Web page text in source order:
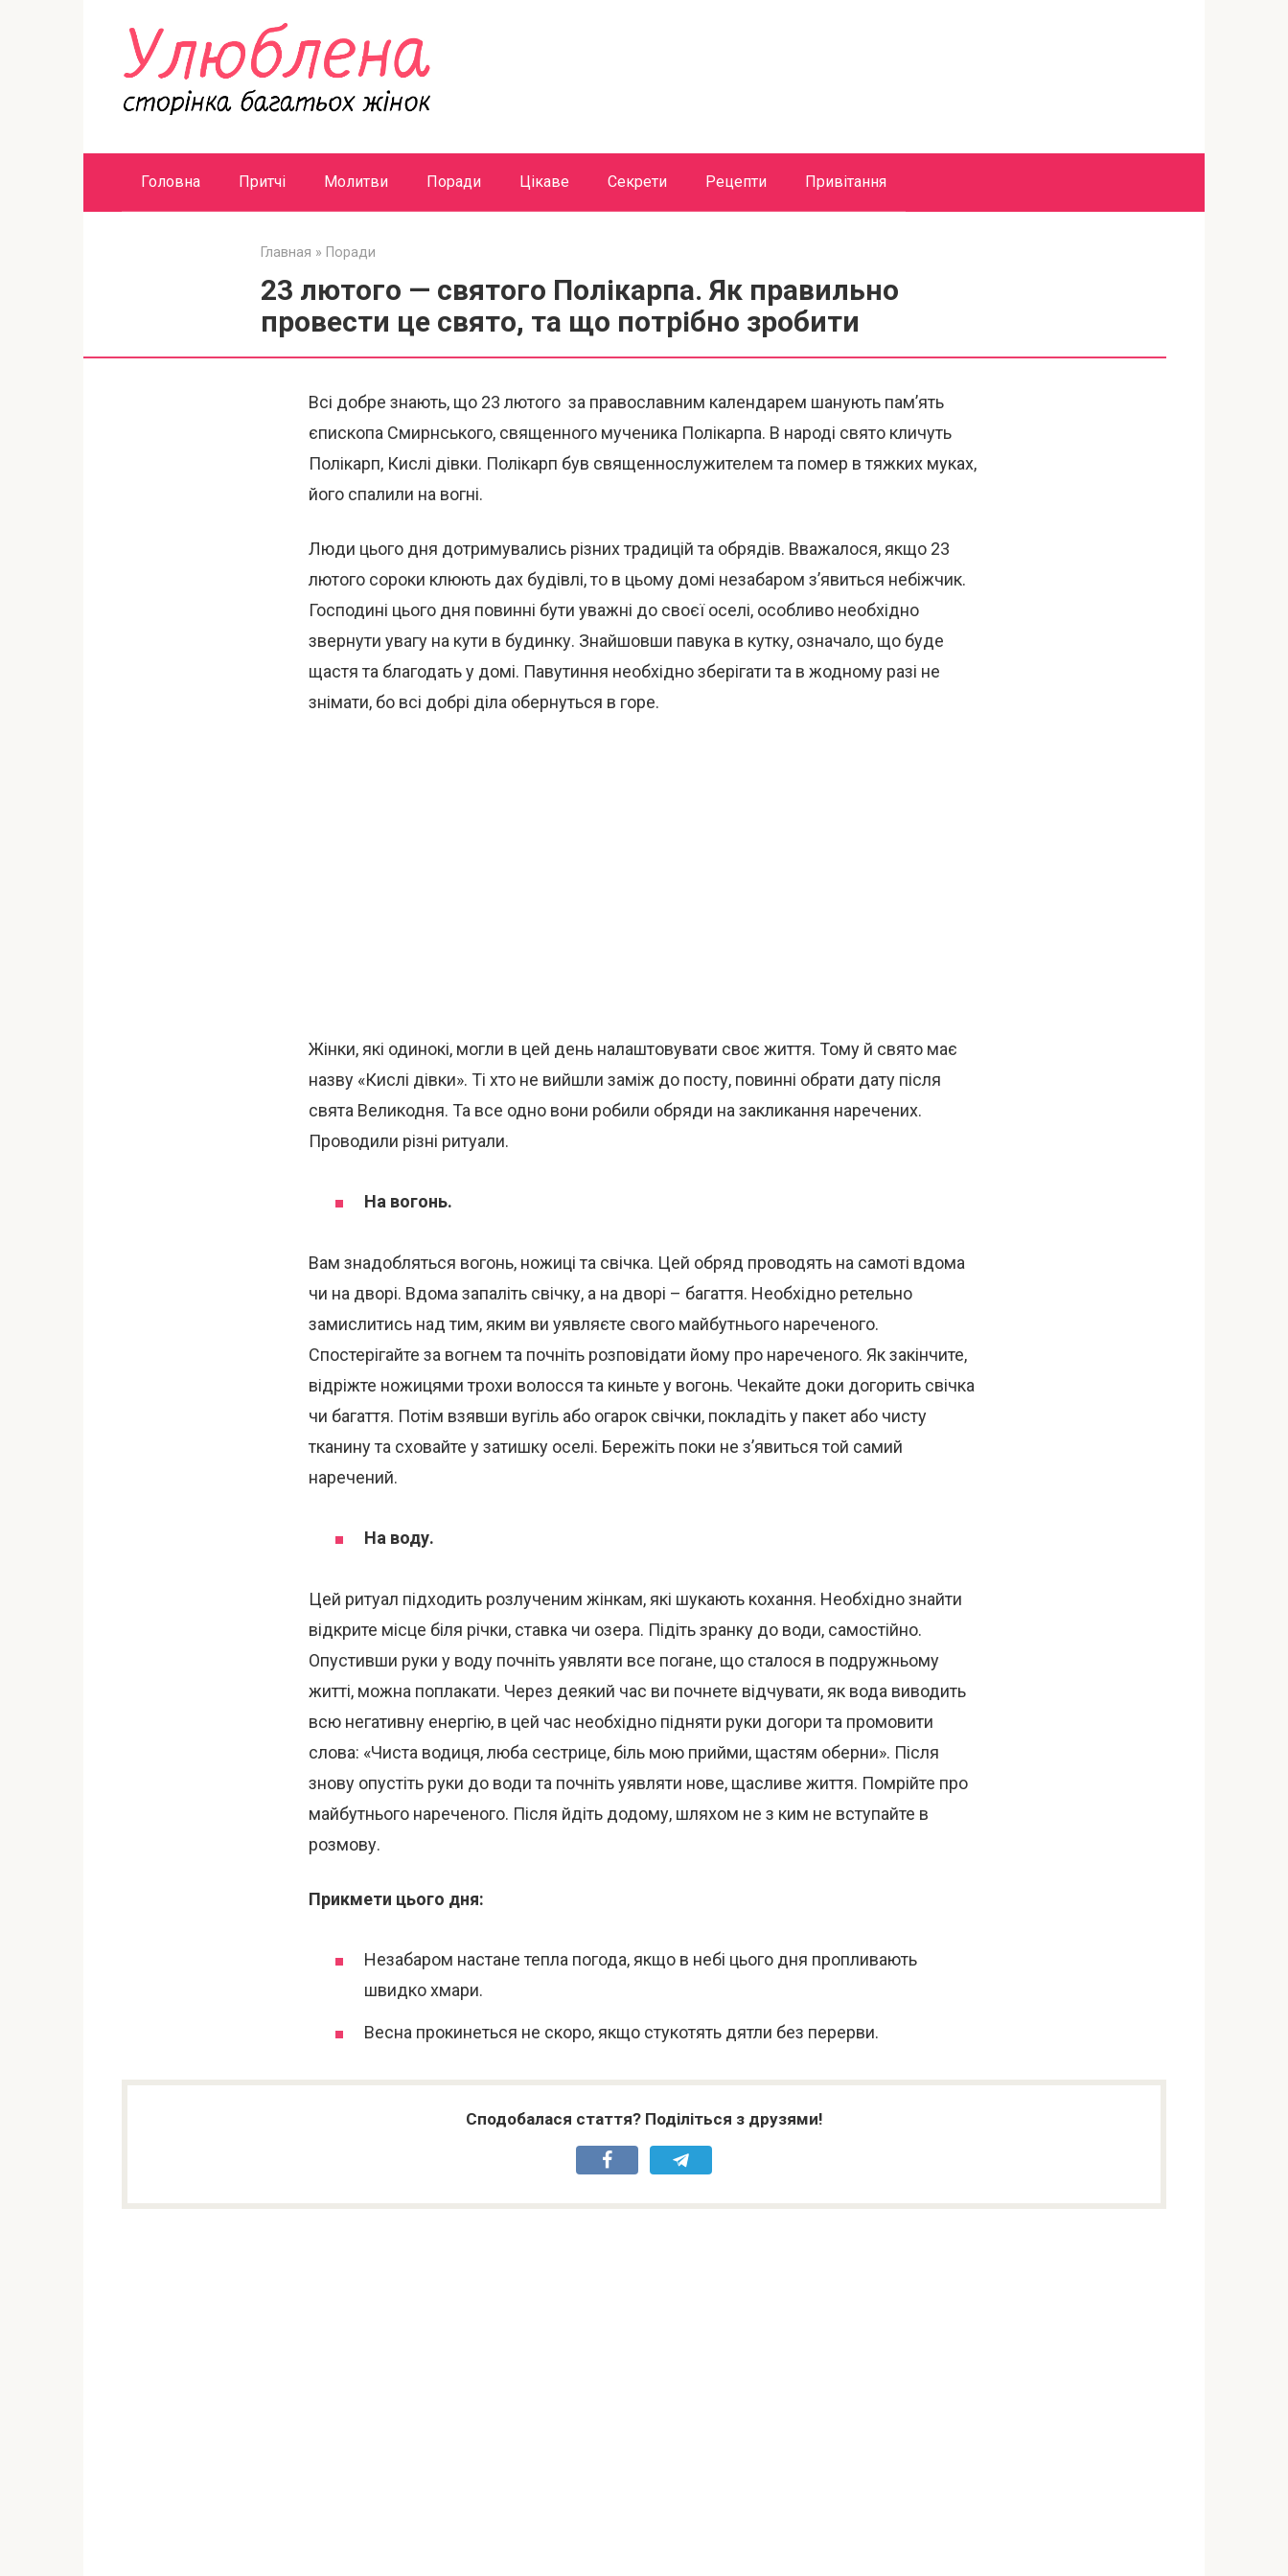
Головна Притчі Молитви Поради Цікаве Секрети Рецепти Привітання
Главная » Поради
23 лютого — святого Полікарпа. Як правильно
провести це свято, та що потрібно зробити
Всі добре знають, що 23 лютого за православним календарем шанують пам’ять
єпископа Смирнського, священного мученика Полікарпа. В народі свято кличуть
Полікарп, Кислі дівки. Полікарп був священнослужителем та помер в тяжких муках,
його спалили на вогні.
Люди цього дня дотримувались різних традицій та обрядів. Вважалося, якщо 23
лютого сороки клюють дах будівлі, то в цьому домі незабаром з’явиться небіжчик.
Господині цього дня повинні бути уважні до своєї оселі, особливо необхідно
звернути увагу на кути в будинку. Знайшовши павука в кутку, означало, що буде
щастя та благодать у домі. Павутиння необхідно зберігати та в жодному разі не
знімати, бо всі добрі діла обернуться в горе.
Жінки, які одинокі, могли в цей день налаштовувати своє життя. Тому й свято має
назву «Кислі дівки». Ті хто не вийшли заміж до посту, повинні обрати дату після
свята Великодня. Та все одно вони робили обряди на закликання наречених.
Проводили різні ритуали.
На вогонь.
Вам знадобляться вогонь, ножиці та свічка. Цей обряд проводять на самоті вдома
чи на дворі. Вдома запаліть свічку, а на дворі – багаття. Необхідно ретельно
замислитись над тим, яким ви уявляєте свого майбутнього нареченого.
Спостерігайте за вогнем та почніть розповідати йому про нареченого. Як закінчите,
відріжте ножицями трохи волосся та киньте у вогонь. Чекайте доки догорить свічка
чи багаття. Потім взявши вугіль або огарок свічки, покладіть у пакет або чисту
тканину та сховайте у затишку оселі. Бережіть поки не з’явиться той самий
наречений.
На воду.
Цей ритуал підходить розлученим жінкам, які шукають кохання. Необхідно знайти
відкрите місце біля річки, ставка чи озера. Підіть зранку до води, самостійно.
Опустивши руки у воду почніть уявляти все погане, що сталося в подружньому
житті, можна поплакати. Через деякий час ви почнете відчувати, як вода виводить
всю негативну енергію, в цей час необхідно підняти руки догори та промовити
слова: «Чиста водиця, люба сестрице, біль мою прийми, щастям оберни». Після
знову опустіть руки до води та почніть уявляти нове, щасливе життя. Помрійте про
майбутнього нареченого. Після йдіть додому, шляхом не з ким не вступайте в
розмову.
Прикмети цього дня:
Незабаром настане тепла погода, якщо в небі цього дня пропливають
швидко хмари.
Весна прокинеться не скоро, якщо стукотять дятли без перерви.
Сподобалася стаття? Поділіться з друзями!